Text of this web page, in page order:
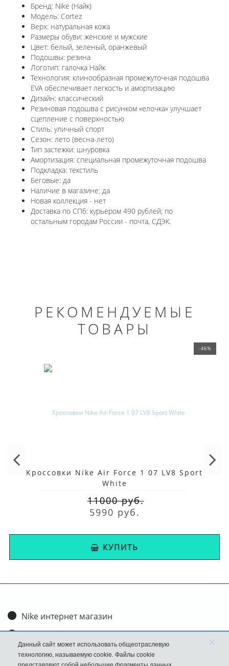
Бренд: Nike (Найк)
Модель: Cortez
Верх: натуральная кожа
Размеры обуви: женские и мужские
Цвет: белый, зеленый, оранжевый
Подошвы: резина
Логотип: галочка Найк
Технология: клинообразная промежуточная подошва
EVA обеспечивает легкость и амортизацию
Дизайн: классический
Резиновая подошва с рисунком «елочка» улучшает
сцепление с поверхностью
Стиль: уличный спорт
Сезон: лето (весна-лето)
Тип застежки: шнуровка
Амортизация: специальная промежуточная подошва
Подкладка: текстиль
Беговые: да
Наличие в магазине: да
Новая коллекция - нет
Доставка по СПб: курьером 490 рублей; по
остальным городам России - почта, СДЭК.
РЕКОМЕНДУЕМЫЕ
ТОВАРЫ
-46%
Кроссовки Nike Air Force 1 07 LV8 Sport
White
11000 руб.
5990 руб.
КУПИТЬ
Nike интернет магазин
Доставка и оплата
Обмен и возврат
Данный сайт может использовать общеотраслевую
технологию, называемую cookie. Файлы cookie
×